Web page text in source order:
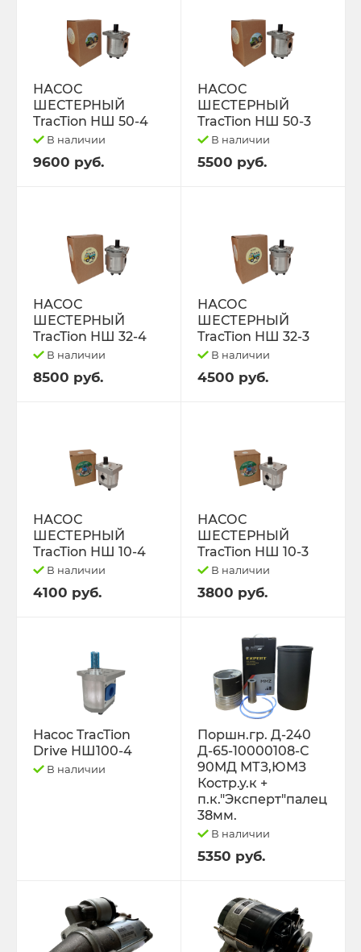
НАСОС
ШЕСТЕРНЫЙ
TracTion НШ 50-4
В наличии
9600 руб.
НАСОС
ШЕСТЕРНЫЙ
TracTion НШ 50-3
В наличии
5500 руб.
НАСОС
ШЕСТЕРНЫЙ
TracTion НШ 32-4
В наличии
8500 руб.
НАСОС
ШЕСТЕРНЫЙ
TracTion НШ 32-3
В наличии
4500 руб.
НАСОС
ШЕСТЕРНЫЙ
TracTion НШ 10-4
В наличии
4100 руб.
НАСОС
ШЕСТЕРНЫЙ
TracTion НШ 10-3
В наличии
3800 руб.
Насос TracTion
Drive НШ100-4
В наличии
Поршн.гр. Д-240
Д-65-10000108-С
90МД МТЗ,ЮМЗ
Костр.у.к +
п.к."Эксперт"палец
38мм.
В наличии
5350 руб.
ПРОКЛАДКИ ГОЛОВКИ БЛОКА
ПРОЧЕЕ, ИМПОРТ.
ПУСКАЧИ,РЕДУКТОРА.
РАДИАТОРЫ ОХЛАЖДЕНИЯ
РАСПЫЛИТЕЛИ,шайбы медные.
РЕЗИНА,диски.
РЕМКОМПЛЕКТЫ
ЭЛКОНТ НАБОРЫ
ЭО-2621 2626 3323 ЕК-14/18
ЮМЗ-6
ЯМЗ-236.238.240 Ярославль.
РЕМНИ
СЕЛЬХОЗ-МАШИНЫ
Спецпредложения
СТЁКЛА
ТО-49 , ТО-30. ТО-28
Трактор ДТ-175 (ВОЛГАРЬ). ВТ-100
Трактор ДТ-75,Т-4,ТДТ-55 дв.А-41/01,
Д-440,СМД-18
Трактор К-701 К-744 К-702
Трактор МТЗ-1221 1522 1523 1025 2022.3
Трактор МТЗ-82 Д-243 Д-245
Трактор Т-130,170